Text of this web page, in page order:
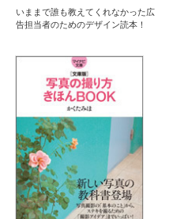
いままで誰も教えてくれなかった広
告担当者のためのデザイン読本！